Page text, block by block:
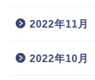
2022年11月
2022年10月